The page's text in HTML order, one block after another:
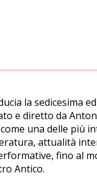
la sedicesima
e diretto da
una delle più
attualità
fino al
Antico.